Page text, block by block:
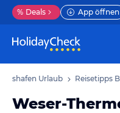
% Deals App öffnen
Urlaub Reisetipps
Weser-